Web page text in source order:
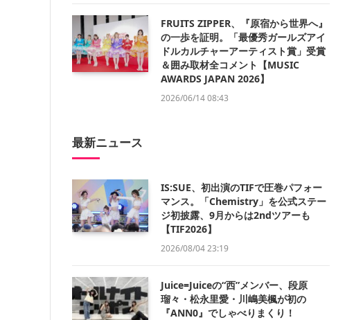
FRUITS ZIPPER、『原宿から世界へ』
の一歩を証明。「最優秀ガールズアイ
ドルカルチャーアーティスト賞」受賞
＆囲み取材全コメント【MUSIC
AWARDS JAPAN 2026】
2026/06/14 08:43
最新ニュース
IS:SUE、初出演のTIFで圧巻パフォー
マンス。「Chemistry」を公式ステー
ジ初披露、9月からは2ndツアーも
【TIF2026】
2026/08/04 23:19
Juice=Juiceの“西”メンバー、段原
瑠々・松永里愛・川嶋美楓が初の
『ANN0』でしゃべりまくり！